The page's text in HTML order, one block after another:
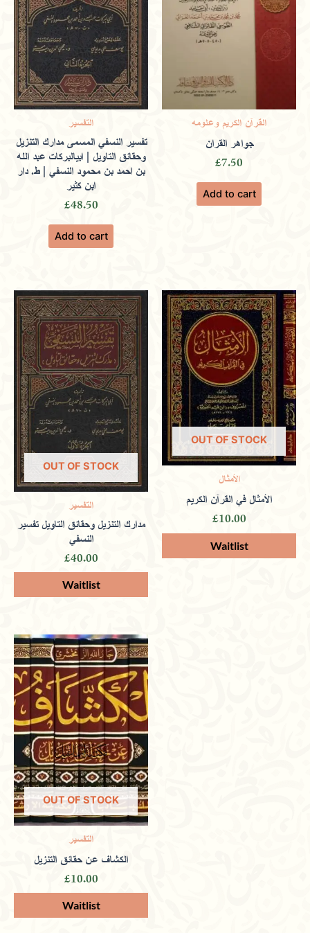
enriching books.
Rated
Luqman(verified owner)
17, 2024
A one-stop shop for halal literature,
offering insightful Quranic teachings and
Rated5out
of 5
Yaqub (verified owner) March 9,
2024
An eco-conscious bookstore that
promoting spiritual and ethical learning.
Only logged in customers who have purchased this
التفسير
تفسير النسفي المسمى مدارك التنزيل
وحقائق التاويل | ابيالبركات عبد الله
بن احمد بن محمود النسفي | ط. دار
ابن كثير
£48.50
Add to cart
القرآن الكريم وعلومه
جواهر القران
£7.50
Add to cart
OUT OF STOCK
التفسير
مدارك التنزيل وحقائق التاويل تفسير
النسفي
£40.00
OUT OF STOCK
الأمثال
الأمثال في القرآن الكريم
£10.00
OUT OF STOCK
التفسير
الكشاف عن حقائق التنزيل
£10.00